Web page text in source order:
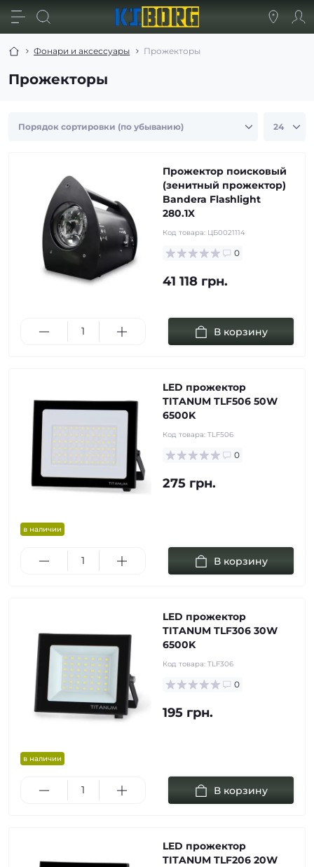
Фонари и аксессуары Прожекторы
Прожекторы
Прожектор поисковый
(зенитный прожектор)
Bandera Flashlight
280.1X
Код товара: ЦБ0021114
0
41 118 грн.
В корзину
в наличии
LED прожектор
TITANUM TLF506 50W
6500K
Код товара: TLF506
0
275 грн.
В корзину
в наличии
LED прожектор
TITANUM TLF306 30W
6500K
Код товара: TLF306
0
195 грн.
В корзину
LED прожектор
TITANUM TLF206 20W